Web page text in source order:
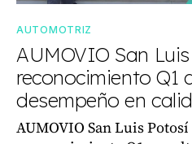
AUTOMOTRIZ
AUMOVIO San
reconocimiento Q1
desempeño en
AUMOVIO San Luis